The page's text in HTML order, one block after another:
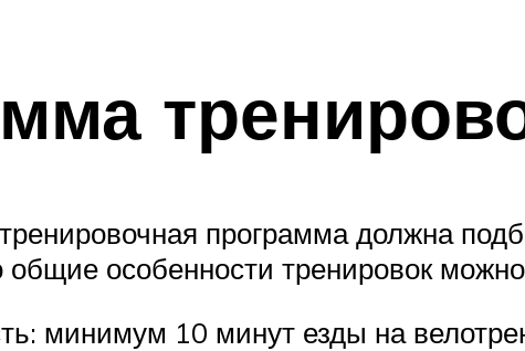
программа должна
общие особенности тренировок
минимум 10 минут езды на